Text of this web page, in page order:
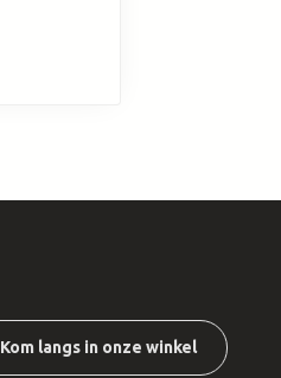
Kom langs in onze winkel